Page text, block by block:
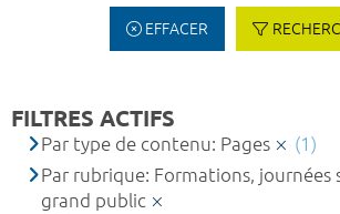
EFFACER
FILTRES ACTIFS
Par type de contenu: Pages
(1)
Par rubrique: Formations, journées
grand public